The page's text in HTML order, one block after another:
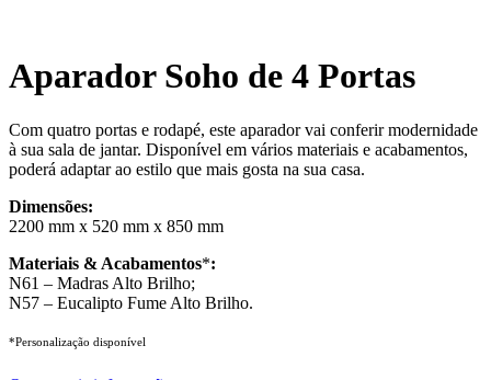
Aparador Soho de 4 Portas
Com quatro portas e rodapé, este aparador vai conferir modernidade
à sua sala de jantar. Disponível em vários materiais e acabamentos,
poderá adaptar ao estilo que mais gosta na sua casa.
Dimensões:
2200 mm x 520 mm x 850 mm
Materiais & Acabamentos*:
N61 – Madras Alto Brilho;
N57 – Eucalipto Fume Alto Brilho.
*Personalização disponível